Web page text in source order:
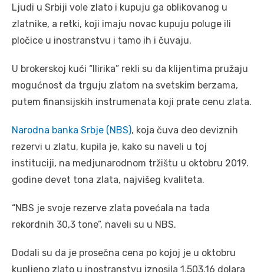
Ljudi u Srbiji vole zlato i kupuju ga oblikovanog u
zlatnike, a retki, koji imaju novac kupuju poluge ili
pločice u inostranstvu i tamo ih i čuvaju.
U brokerskoj kući “Ilirika” rekli su da klijentima pružaju
mogućnost da trguju zlatom na svetskim berzama,
putem finansijskih instrumenata koji prate cenu zlata.
Narodna banka Srbje (NBS), koja čuva deo deviznih
rezervi u zlatu, kupila je, kako su naveli u toj
instituciji, na medjunarodnom tržištu u oktobru 2019.
godine devet tona zlata, najvišeg kvaliteta.
“NBS je svoje rezerve zlata povećala na tada
rekordnih 30,3 tone”, naveli su u NBS.
Dodali su da je prosečna cena po kojoj je u oktobru
kupljeno zlato u inostranstvu iznosila 1.503,16 dolara